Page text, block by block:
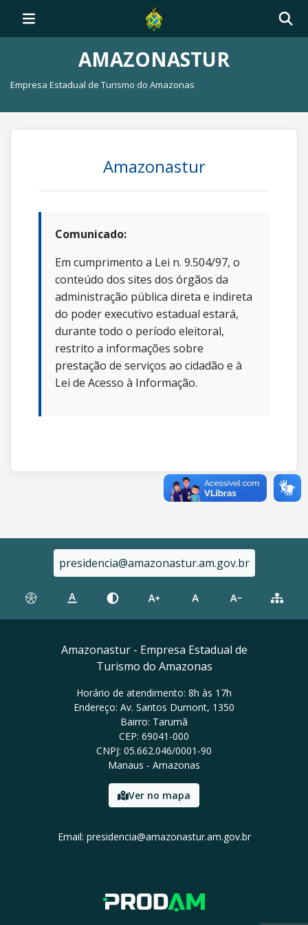
AMAZONASTUR
Empresa Estadual de Turismo do Amazonas
Amazonastur
Comunicado:
Em cumprimento a Lei n. 9.504/97, o
conteúdo dos sites dos órgãos da
administração pública direta e indireta
do poder executivo estadual estará,
durante todo o período eleitoral,
restrito a informações sobre
prestação de serviços ao cidadão e à
Lei de Acesso à Informação.
presidencia@amazonastur.am.gov.br
Amazonastur - Empresa Estadual de
Turismo do Amazonas
Horário de atendimento: 8h às 17h
Endereço: Av. Santos Dumont, 1350
Bairro: Tarumã
CEP: 69041-000
CNPJ: 05.662.046/0001-90
Manaus - Amazonas
Ver no mapa
Email: presidencia@amazonastur.am.gov.br